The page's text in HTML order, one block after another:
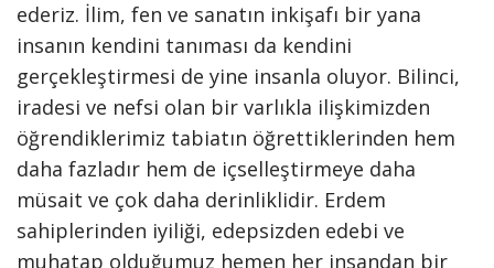
ederiz. İlim, fen ve sanatın inkişafı bir yana
insanın kendini tanıması da kendini
gerçekleştirmesi de yine insanla oluyor. Bilinci,
iradesi ve nefsi olan bir varlıkla ilişkimizden
öğrendiklerimiz tabiatın öğrettiklerinden hem
daha fazladır hem de içselleştirmeye daha
müsait ve çok daha derinliklidir. Erdem
sahiplerinden iyiliği, edepsizden edebi ve
muhatap olduğumuz hemen her insandan bir